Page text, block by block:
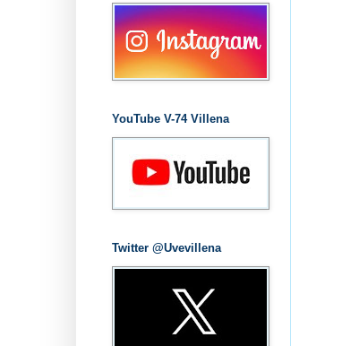
YouTube V-74 Villena
Twitter @Uvevillena